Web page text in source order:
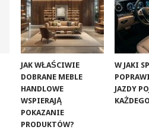
JAK WŁAŚCIWIE
DOBRANE MEBLE
HANDLOWE
WSPIERAJĄ
POKAZANIE
PRODUKTÓW?
W JAKI
JAZDY